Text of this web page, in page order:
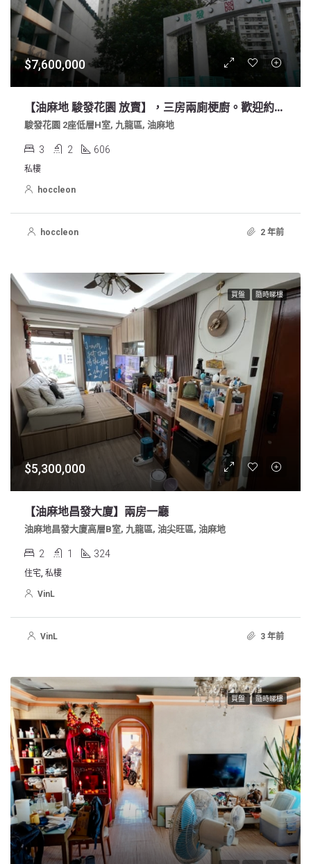
$7,600,000
【油麻地 駿發花園 放賣】，三房兩廁梗廚。歡迎約睇。叫價$760萭
駿發花園 2座低層H室, 九龍區, 油麻地
3 2 606
私樓
hoccleon
hoccleon 2 年前
買盤 隨時睇樓
$5,300,000
【油麻地昌發大廈】兩房一廳
油麻地昌發大廈高層B室, 九龍區, 油尖旺區, 油麻地
2 1 324
住宅, 私樓
VinL
VinL 3 年前
買盤 隨時睇樓